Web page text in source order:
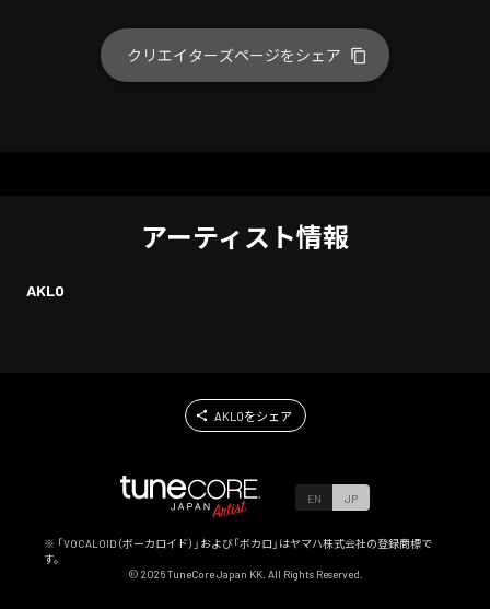
クリエイターズページをシェア
アーティスト情報
AKLO
AKLOをシェア
EN JP
※ 「VOCALOID（ボーカロイド）」および「ボカロ」はヤマハ株式会社の登録商標で
す。
© 2026TuneCore Japan KK. All Rights Reserved.